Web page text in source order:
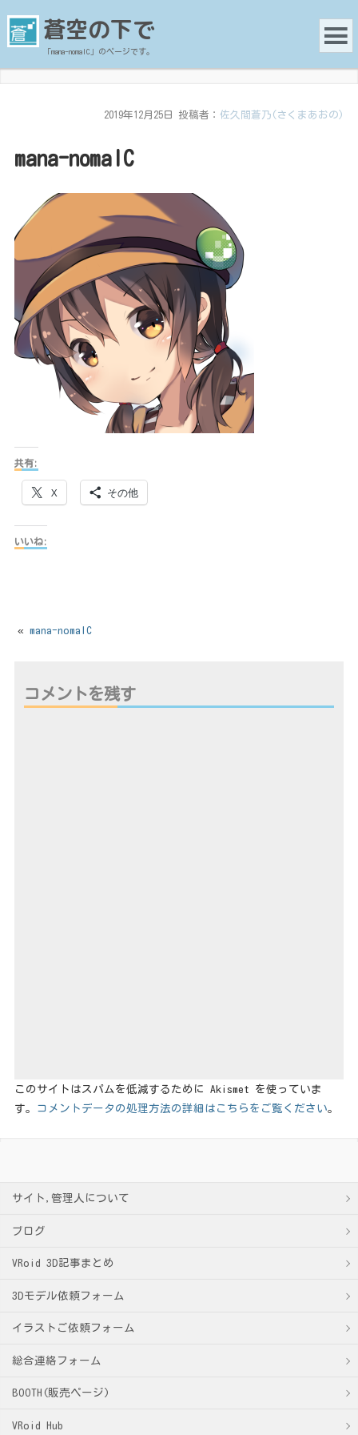
蒼空の下で
「mana-nomalC」のページです。
2019年12月25日 投稿者：佐久間蒼乃(さくまあおの)
mana-nomalC
共有:
X その他
いいね:
«mana-nomalC
コメントを残す
このサイトはスパムを低減するために Akismet を使っていま
す。 コメントデータの処理方法の詳細はこちらをご覧ください。
サイト,管理人について
ブログ
VRoid 3D記事まとめ
3Dモデル依頼フォーム
イラストご依頼フォーム
総合連絡フォーム
BOOTH(販売ページ)
VRoid Hub